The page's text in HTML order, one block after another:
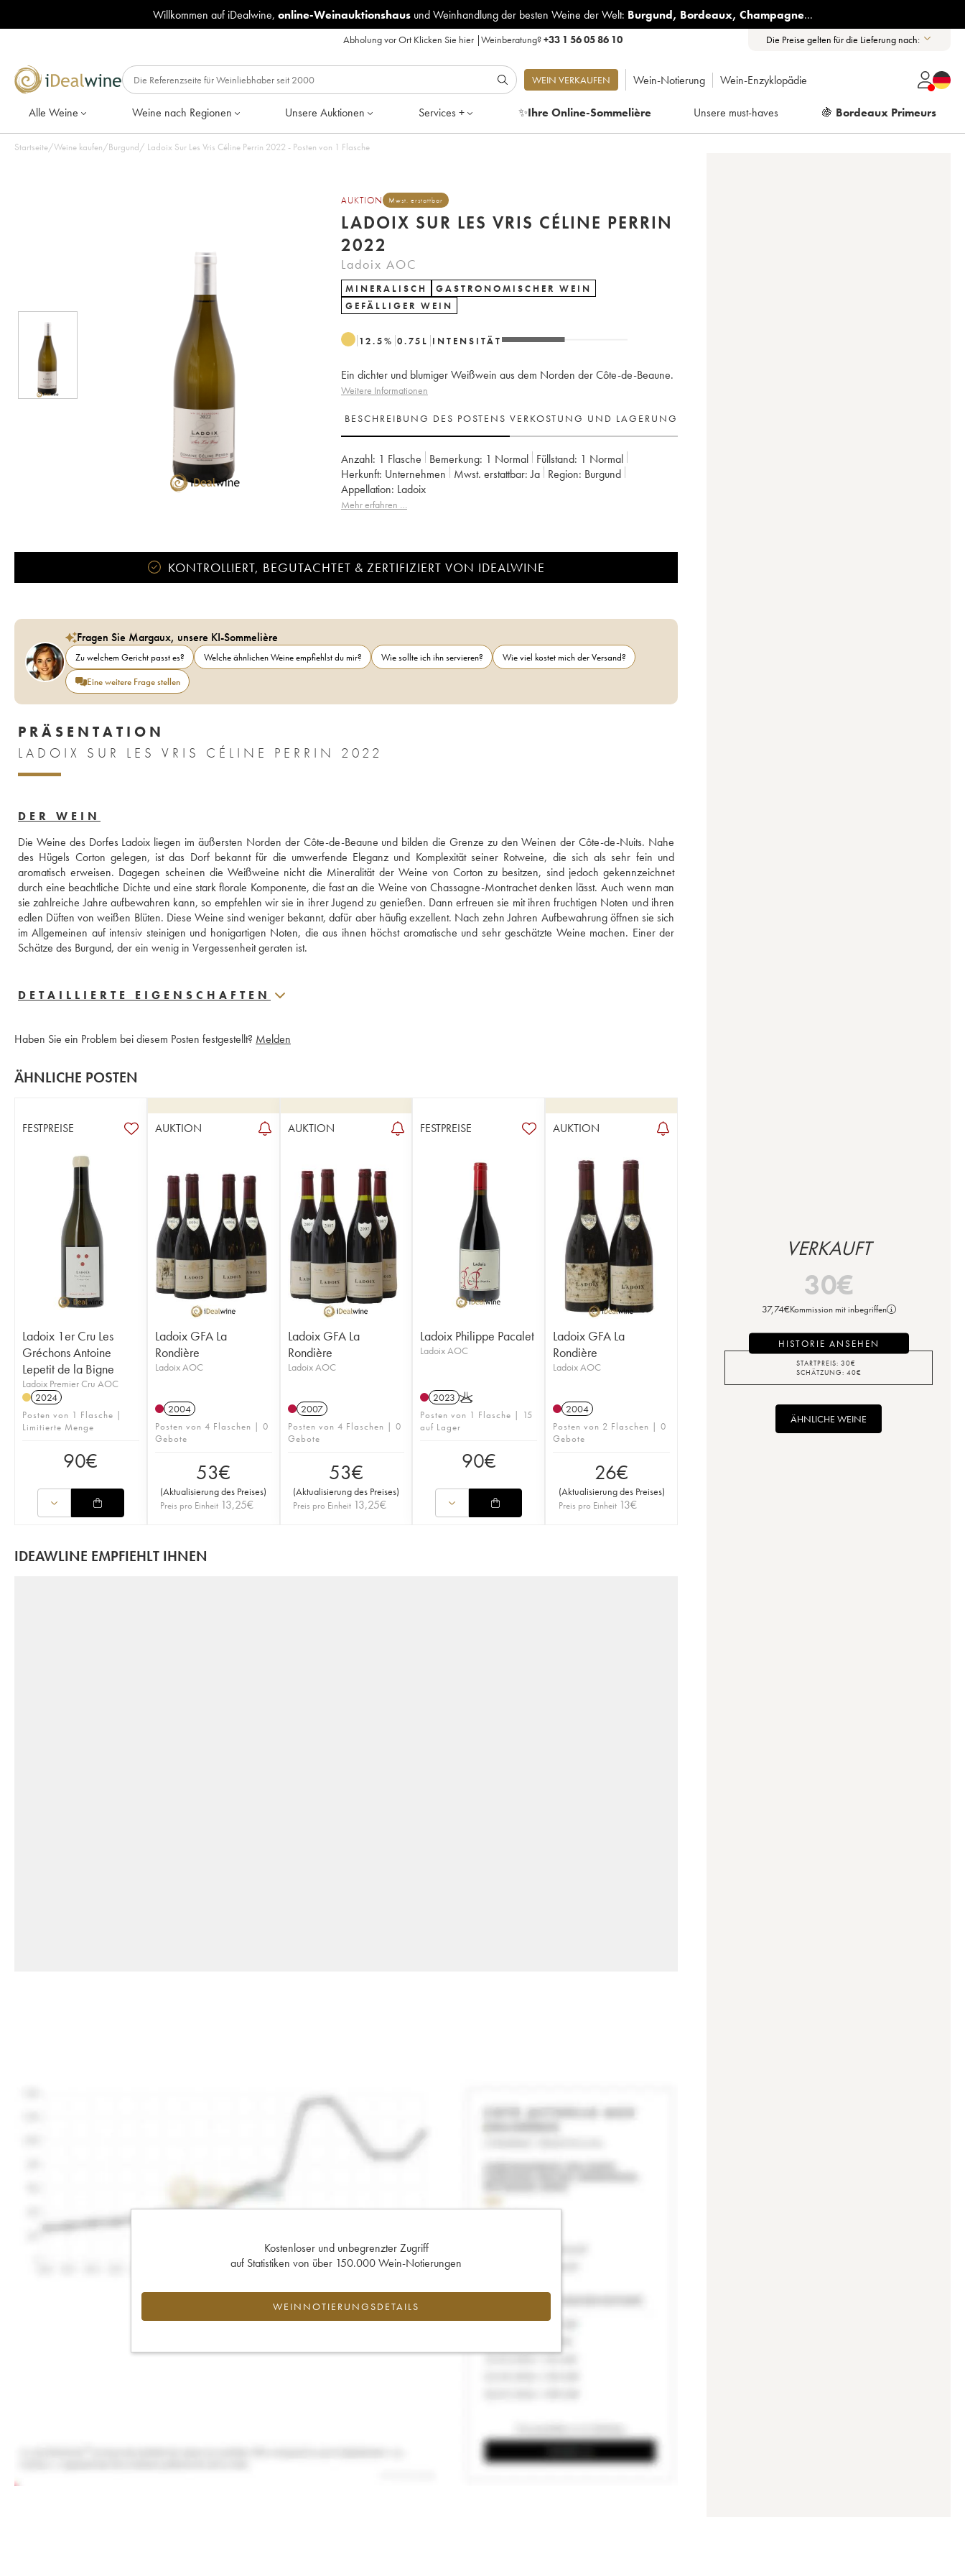
Willkommen auf iDealwine, online-Weinauktionshausund Weinhandlung der besten Weine der Welt: Burgund, Bordeaux, Champagne...
Abholung vor Ort Klicken Sie hier|Weinberatung?+33 1 56 05 86 10 Die Preise gelten für die Lieferung nach:
WEIN VERKAUFEN Wein-Notierung Wein-Enzyklopädie
Alle Weine Weine nach Regionen Unsere Auktionen Services + ✨Ihre Online-Sommelière Unsere must-haves 🍇 Bordeaux Primeurs
Startseite/Weine kaufen/Burgund/ Ladoix Sur Les Vris Céline Perrin 2022 - Posten von 1 Flasche
AUKTION Mwst. erstattbar
LADOIX SUR LES VRIS CÉLINE PERRIN
2022
Ladoix AOC
MINERALISCH
GASTRONOMISCHER WEIN
GEFÄLLIGER WEIN
12.5% 0.75 L INTENSITÄT
Ein dichter und blumiger Weißwein aus dem Norden der Côte-de-Beaune.
Weitere Informationen
BESCHREIBUNG DES POSTENS VERKOSTUNG UND LAGERUNG
Anzahl: 1 Flasche Bemerkung: 1 Normal Füllstand: 1 Normal
Herkunft:
unternehmen Mwst. erstattbar: ja Region:
Burgund
Appellation: Ladoix
Mehr erfahren …
KONTROLLIERT, BEGUTACHTET & ZERTIFIZIERT VON IDEALWINE
Fragen Sie Margaux, unsere KI-Sommelière
Zu welchem Gericht passt es? Welche ähnlichen Weine empfiehlst du mir? Wie sollte ich ihn servieren?
Wie viel kostet mich der Versand?
Eine weitere Frage stellen
PRÄSENTATION
LADOIX SUR LES VRIS CÉLINE PERRIN 2022
DER WEIN
Die Weine des Dorfes Ladoix liegen im äußersten Norden der Côte-de-Beaune und bilden die Grenze zu den Weinen der Côte-de-Nuits. Nahe
des Hügels Corton gelegen, ist das Dorf bekannt für die umwerfende Eleganz und Komplexität seiner Rotweine, die sich als sehr fein und
aromatisch erweisen. Dagegen scheinen die Weißweine nicht die Mineralität der Weine von Corton zu besitzen, sind jedoch gekennzeichnet
durch eine beachtliche Dichte und eine stark florale Komponente, die fast an die Weine von Chassagne-Montrachet denken lässt. Auch wenn man
sie zahlreiche Jahre aufbewahren kann, so empfehlen wir sie in ihrer Jugend zu genießen. Dann erfreuen sie mit ihren fruchtigen Noten und ihren
edlen Düften von weißen Blüten. Diese Weine sind weniger bekannt, dafür aber häufig exzellent. Nach zehn Jahren Aufbewahrung öffnen sie sich
im Allgemeinen auf intensiv steinigen und honigartigen Noten, die aus ihnen höchst aromatische und sehr geschätzte Weine machen. Einer der
Schätze des Burgund, der ein wenig in Vergessenheit geraten ist.
DETAILLIERTE EIGENSCHAFTEN
Haben Sie ein Problem bei diesem Posten festgestellt? Melden
ÄHNLICHE POSTEN
FESTPREISE
Ladoix 1er Cru Les
Gréchons Antoine
Lepetit de la Bigne
Ladoix Premier Cru AOC
2024
Posten von 1 Flasche |
Limitierte Menge
90€
AUKTION
Ladoix GFA La
Rondière
Ladoix AOC
2004
Posten von 4 Flaschen | 0
Gebote
53€
(Aktualisierung des Preises)
Preis pro Einheit 13,25€
AUKTION
Ladoix GFA La
Rondière
Ladoix AOC
2007
Posten von 4 Flaschen | 0
Gebote
53€
(Aktualisierung des Preises)
Preis pro Einheit 13,25€
FESTPREISE
Ladoix Philippe Pacalet
Ladoix AOC
2023 K
Posten von 1 Flasche | 15
auf Lager
90€
AUKTION
Ladoix GFA La
Rondière
Ladoix AOC
2004
Posten von 2 Flaschen | 0
Gebote
26€
(Aktualisierung des Preises)
Preis pro Einheit 13€
IDEAWLINE EMPFIEHLT IHNEN
Kostenloser und unbegrenzter Zugriff
auf Statistiken von über 150.000 Wein-Notierungen
WEINNOTIERUNGSDETAILS
VERKAUFT
30€
37,74€Kommission mit inbegriffen
HISTORIE ANSEHEN
STARTPREIS: 30€
SCHÄTZUNG: 40€
ÄHNLICHE WEINE